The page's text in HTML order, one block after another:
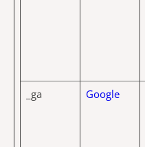
_ga Google